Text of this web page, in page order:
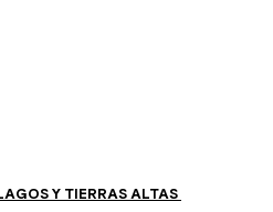
Y TIERRAS ALTAS